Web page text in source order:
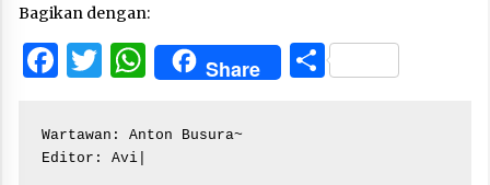
Bagikan dengan:
Facebook
Twitter
WhatsApp
Share Share
Wartawan: Anton Busura~
Editor: Avi|